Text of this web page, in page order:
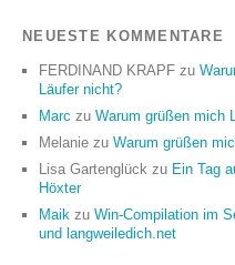
NEUESTE KOMMENTARE
FERDINAND KRAPF zu
Läufer nicht?
Marc zu Warum grüßen mich
Melanie zu Warum grüßen
Lisa Gartenglück zu Ein Tag
Höxter
Maik zu Win-Compilation im
und langweiledich.net